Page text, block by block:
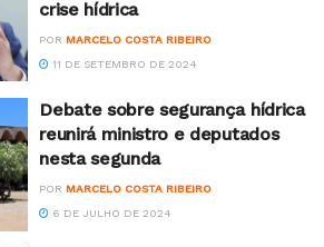
crise hídrica
POR MARCELO COSTA RIBEIRO
11 DE SETEMBRO DE 2024
Debate sobre segurança hídrica
reunirá ministro e deputados
nesta segunda
POR MARCELO COSTA RIBEIRO
6 DE JULHO DE 2024